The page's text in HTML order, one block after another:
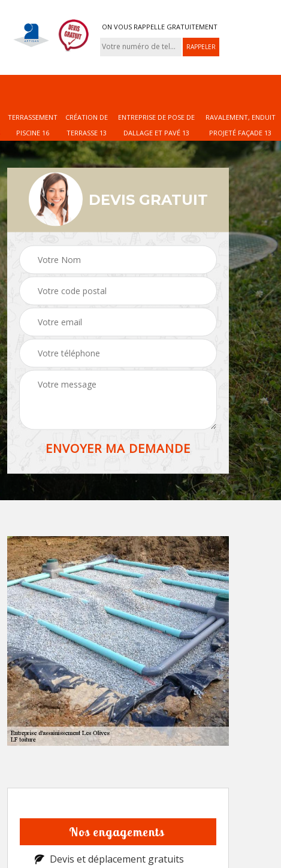
ON VOUS RAPPELLE GRATUITEMENT
TERRASSEMENT
PISCINE 16
CRÉATION DE
TERRASSE 13
ENTREPRISE DE POSE DE
DALLAGE ET PAVÉ 13
RAVALEMENT, ENDUIT
PROJETÉ FAÇADE 13
DEVIS GRATUIT
Nos engagements
Devis et déplacement gratuits